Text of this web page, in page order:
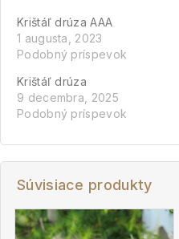
Krištáľ drúza AAA
1 augusta, 2023
Podobný príspevok
Krištáľ drúza
9 decembra, 2025
Podobný príspevok
Súvisiace produkty